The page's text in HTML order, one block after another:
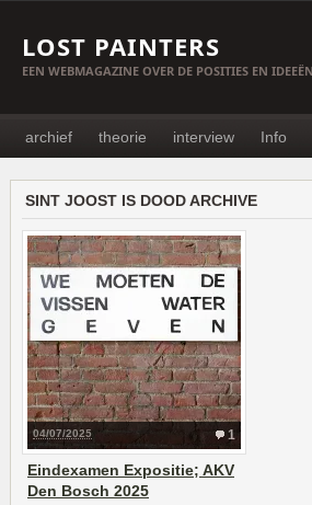
LOST PAINTERS
EEN WEBMAGAZINE OVER DE POSITIES EN
archief theorie interview Info
SINT JOOST IS DOOD ARCHIVE
1
04/07/2025
Eindexamen Expositie; AKV
Den Bosch 2025